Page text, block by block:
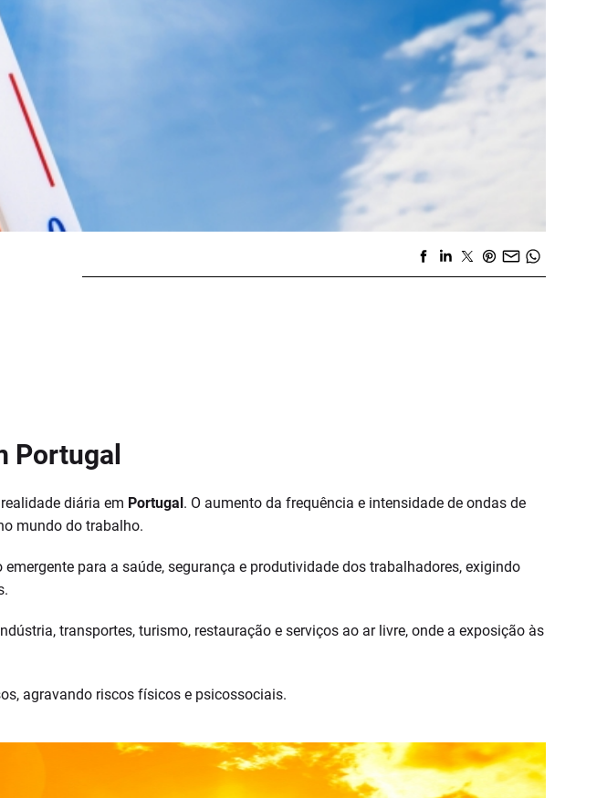
Portugal
diária em Portugal. O aumento da frequência e intensidade de ondas de
mundo do trabalho.
para a saúde, segurança e produtividade dos trabalhadores, exigindo
transportes, turismo, restauração e serviços ao ar livre, onde a exposição às
agravando riscos físicos e psicossociais.